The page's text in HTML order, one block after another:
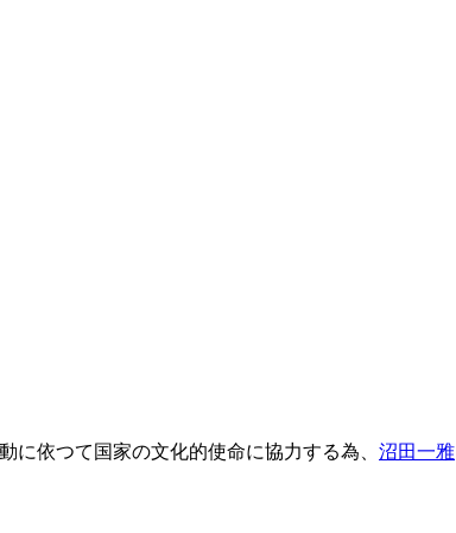
に依つて国家の文化的使命に協力する為、 沼田一雅